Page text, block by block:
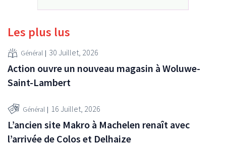
Les plus lus
Général 30 Juillet, 2026
Action ouvre un nouveau magasin à Woluwe-
Saint-Lambert
Général 16 Juillet, 2026
L’ancien site Makro à Machelen renaît avec
l’arrivée de Colos et Delhaize